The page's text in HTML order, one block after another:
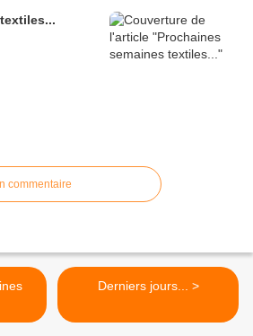
commentaire
Derniers jours... >